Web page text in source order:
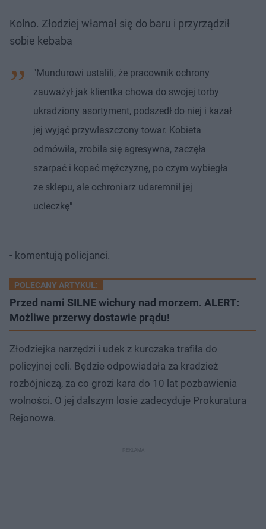
Kolno. Złodziej włamał się do baru i przyrządził
sobie kebaba
"Mundurowi ustalili, że pracownik ochrony
zauważył jak klientka chowa do swojej torby
ukradziony asortyment, podszedł do niej i kazał
jej wyjąć przywłaszczony towar. Kobieta
odmówiła, zrobiła się agresywna, zaczęła
szarpać i kopać mężczyznę, po czym wybiegła
ze sklepu, ale ochroniarz udaremnił jej
ucieczkę"
- komentują policjanci.
POLECANY ARTYKUŁ:
Przed nami SILNE wichury nad morzem. ALERT:
Możliwe przerwy dostawie prądu!
Złodziejka narzędzi i udek z kurczaka trafiła do
policyjnej celi. Będzie odpowiadała za kradzież
rozbójniczą, za co grozi kara do 10 lat pozbawienia
wolności. O jej dalszym losie zadecyduje Prokuratura
Rejonowa.